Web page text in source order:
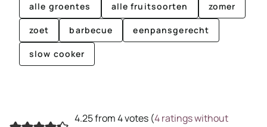
alle groentes alle fruitsoorten zomer
zoet barbecue eenpansgerecht
slow cooker
4.25 from 4 votes (4 ratings without